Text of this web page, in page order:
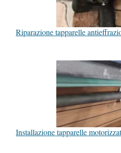
Riparazione tapparelle
Installazione tapparelle